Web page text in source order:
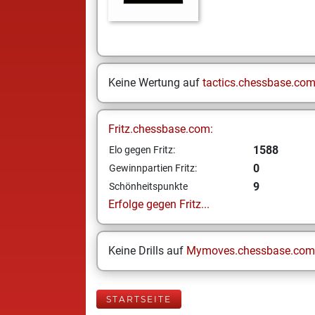
Keine Wertung auf tactics.chessbase.com
Fritz.chessbase.com:
Elo gegen Fritz: 1588
Gewinnpartien Fritz: 0
Schönheitspunkte
9
Erfolge gegen Fritz...
Keine Drills auf Mymoves.chessbase.com
STARTSEITE